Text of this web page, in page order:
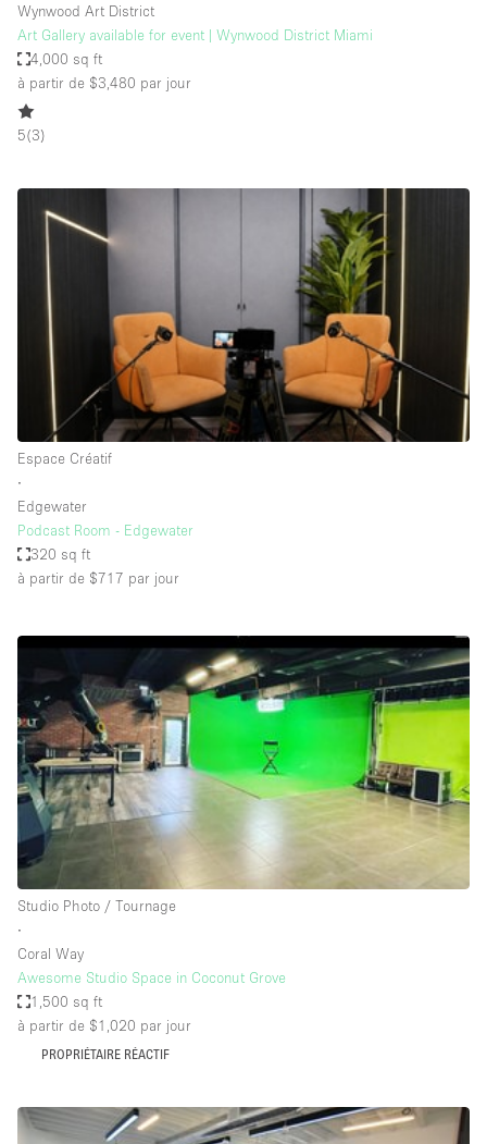
Espace Événementiel
Galerie d'art
Restaurant / Bar / Café
Rooftop
Salle de Conférence
Salle de Réunion
Salon / Festival
Salon Beauté / Coiffure
Étal de Marché
Accès aux handicapés
Air conditionné
Animals Friendly
Ascenseur
Bar
Cabines d'essayage
Comptoir
Concierge
Cuisine
De plain-pied
Entrée Large
Espace Brut
Wynwood Art District
Art Gallery available for event | Wynwood District Miami
4,000 sq ft
à partir de $3,480 par jour
5(3)
Espace Créatif
∙
Edgewater
Podcast Room - Edgewater
320 sq ft
à partir de $717 par jour
Studio Photo / Tournage
∙
Coral Way
Awesome Studio Space in Coconut Grove
1,500 sq ft
à partir de $1,020 par jour
PROPRIÉTAIRE RÉACTIF